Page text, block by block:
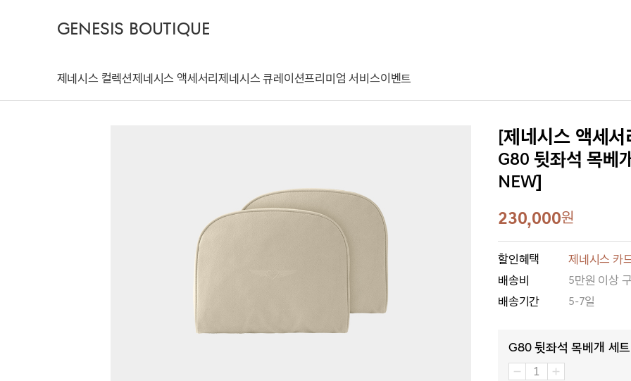
GENESIS BOUTIQUE
제네시스 컬렉션제네시스 액세서리제네시스 큐레이션프리미엄 서비스이벤트
[제네시스 액세
G80 뒷좌석 목베
NEW]
230,000원
할인혜택
제네시스 카
배송비
5만원 이상
배송기간
5-7일
G80 뒷좌석 목베개 세